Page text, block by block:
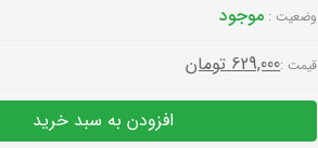
وضعیت : موجود
قیمت :629,000 تومان
افزودن به سبد خرید